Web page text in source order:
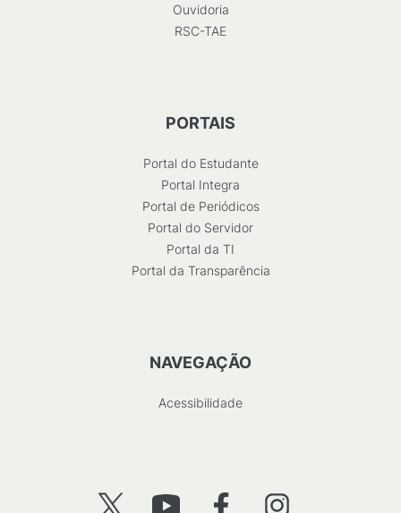
Ouvidoria
RSC-TAE
PORTAIS
Portal do Estudante
Portal Integra
Portal de Periódicos
Portal do Servidor
Portal da TI
Portal da Transparência
NAVEGAÇÃO
Acessibilidade